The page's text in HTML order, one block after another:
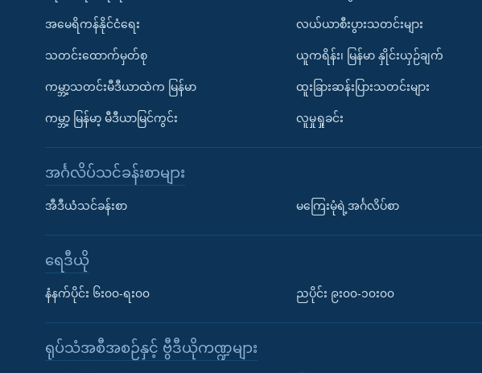
အမေရိကန်နိုင်ငံရေး
သတင်းထောက်မှတ်စု
ကမ္ဘာ့သတင်းမီဒီယာထဲက မြန်မာ
ကမ္ဘာ့ မြန်မာ့ မီဒီယာမြင်ကွင်း
လယ်ယာစီးပွားသတင်းများ
ယူကရိန်း၊ မြန်မာ နှိုင်းယှဉ်ချက်
ထူးခြားဆန်းပြားသတင်းများ
လူမှုရှုခင်း
အင်္ဂလိပ်သင်ခန်းစာများ
အီဒီယံသင်ခန်းစာ မကြေးမုံရဲ့အင်္ဂလိပ်စာ
ရေဒီယို
နံနက်ပိုင်း ၆း၀၀-ရး၀၀ ညပိုင်း ၉း၀၀-၁၀း၀၀
ရုပ်သံအစီအစဉ်နှင့် ဗွီဒီယိုကဏ္ဍများ